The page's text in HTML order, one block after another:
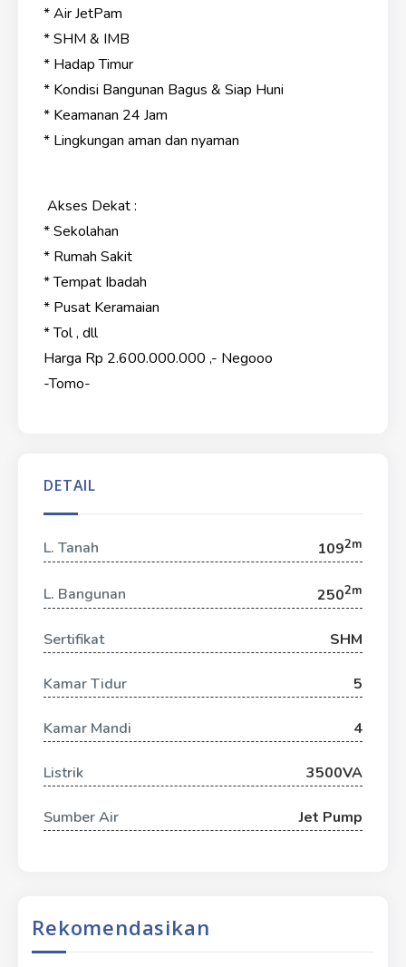
* Air JetPam
* SHM & IMB
* Hadap Timur
* Kondisi Bangunan Bagus & Siap Huni
* Keamanan 24 Jam
* Lingkungan aman dan nyaman
Akses Dekat :
* Sekolahan
* Rumah Sakit
* Tempat Ibadah
* Pusat Keramaian
* Tol , dll
Harga Rp 2.600.000.000 ,- Negooo
-Tomo-
DETAIL
L. Tanah 1092m
L. Bangunan 2502m
Sertifikat SHM
Kamar Tidur 5
Kamar Mandi 4
Listrik 3500VA
Sumber Air Jet Pump
Rekomendasikan